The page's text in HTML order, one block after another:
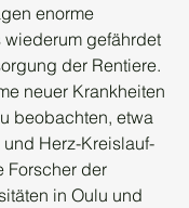
enorme
gefährdet
der Rentiere.
neuer Krankheiten
beobachten, etwa
Herz-Kreislauf-
Forscher der
in Oulu und